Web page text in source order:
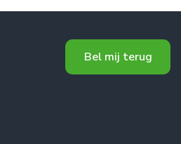
Bel mij terug